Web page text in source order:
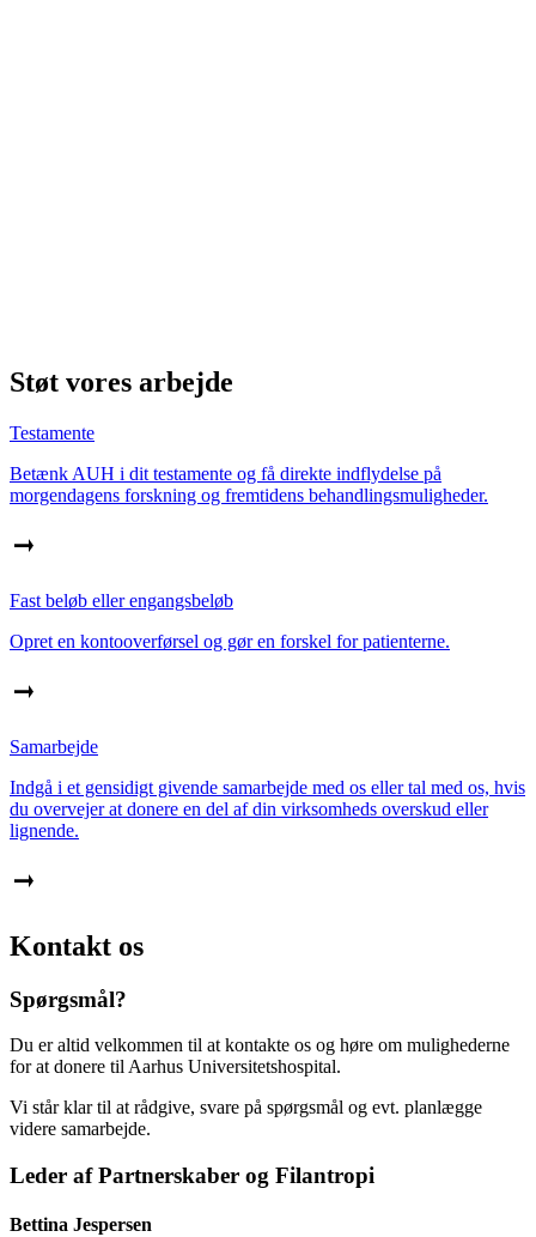
Støt vores arbejde
Testamente
Betænk AUH i dit testamente og få direkte indflydelse på
morgendagens forskning og fremtidens behandlingsmuligheder.
Fast beløb eller engangsbeløb
Opret en kontooverførsel og gør en forskel for patienterne.
Samarbejde
Indgå i et gensidigt givende samarbejde med os eller tal med os, hvis
du overvejer at donere en del af din virksomheds overskud eller
lignende.
Kontakt os
Spørgsmål?
Du er altid velkommen til at kontakte os og høre om mulighederne
for at donere til Aarhus Universitetshospital.
Vi står klar til at rådgive, svare på spørgsmål og evt. planlægge
videre samarbejde.
Leder af Partnerskaber og Filantropi
Bettina Jespersen